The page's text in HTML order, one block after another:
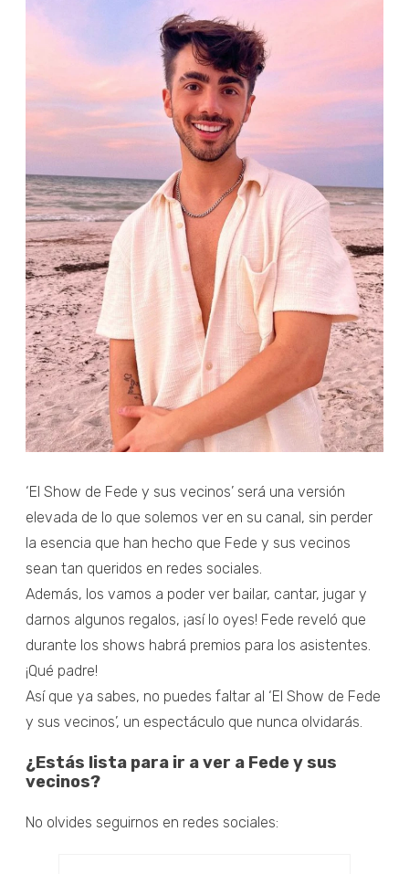
‘El Show de Fede y sus vecinos’ será una versión
elevada de lo que solemos ver en su canal, sin perder
la esencia que han hecho que Fede y sus vecinos
sean tan queridos en redes sociales.
Además, los vamos a poder ver bailar, cantar, jugar y
darnos algunos regalos, ¡así lo oyes! Fede reveló que
durante los shows habrá premios para los asistentes.
¡Qué padre!
Así que ya sabes, no puedes faltar al ‘El Show de Fede
y sus vecinos’, un espectáculo que nunca olvidarás.
¿Estás lista para ir a ver a Fede y sus
vecinos?
No olvides seguirnos en redes sociales: